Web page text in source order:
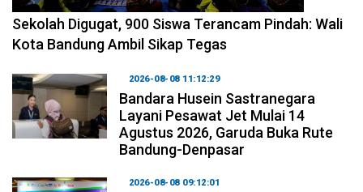
2026-08-08 14:10:48
Sekolah Digugat, 900 Siswa Terancam Pindah: Wali
Kota Bandung Ambil Sikap Tegas
2026-08-08 11:12:29
Bandara Husein Sastranegara
Layani Pesawat Jet Mulai 14
Agustus 2026, Garuda Buka Rute
Bandung-Denpasar
2026-08-08 09:12:01